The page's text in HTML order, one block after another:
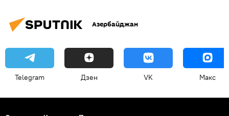
Азербайджан
Telegram Дзен VK Макс